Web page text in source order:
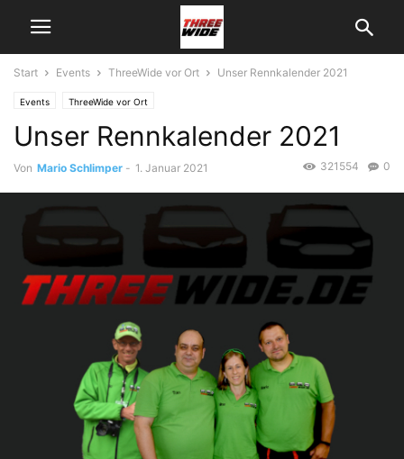
Start Events ThreeWide vor Ort Unser Rennkalender 2021
Events ThreeWide vor Ort
Unser Rennkalender 2021
Von Mario Schlimper - 1. Januar 2021 0
321554